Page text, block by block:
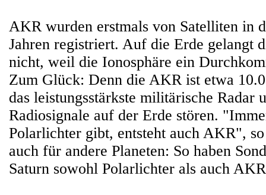
AKR wurden erstmals von Satelliten in
Jahren registriert. Auf die Erde gelangt
nicht, weil die Ionosphäre ein
Zum Glück: Denn die AKR ist etwa
das leistungsstärkste militärische Radar
Radiosignale auf der Erde stören.
Polarlichter gibt, entsteht auch AKR",
auch für andere Planeten: So haben
Saturn sowohl Polarlichter als auch